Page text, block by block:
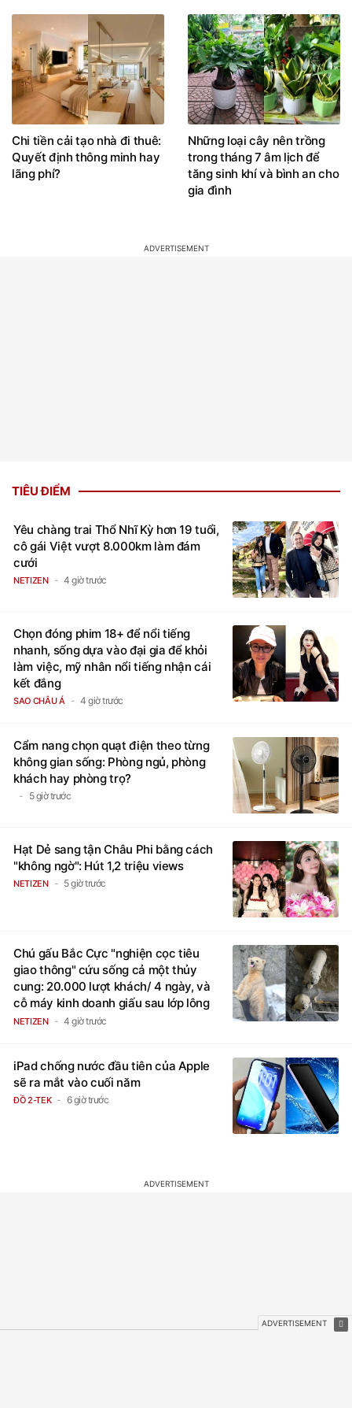
Chi tiền cải tạo nhà đi thuê:
Quyết định thông minh hay
lãng phí?
Những loại cây nên trồng
trong tháng 7 âm lịch để
tăng sinh khí và bình an cho
gia đình
TIÊU ĐIỂM
Yêu chàng trai Thổ Nhĩ Kỳ hơn 19 tuổi,
cô gái Việt vượt 8.000km làm đám
cưới
4 giờ trước
Chọn đóng phim 18+ để nổi tiếng
nhanh, sống dựa vào đại gia để khỏi
làm việc, mỹ nhân nổi tiếng nhận cái
kết đắng
SAO CHÂU Á 4 giờ trước
Cẩm nang chọn quạt điện theo từng
không gian sống: Phòng ngủ, phòng
khách hay phòng trọ?
5 giờ trước
Hạt Dẻ sang tận Châu Phi bằng cách
"không ngờ": Hút 1,2 triệu views
5 giờ trước
Chú gấu Bắc Cực "nghiện cọc tiêu
giao thông" cứu sống cả một thủy
cung: 20.000 lượt khách/ 4 ngày, và
cỗ máy kinh doanh giấu sau lớp lông
trắng
4 giờ trước
iPad chống nước đầu tiên của Apple
sẽ ra mắt vào cuối năm
6 giờ trước